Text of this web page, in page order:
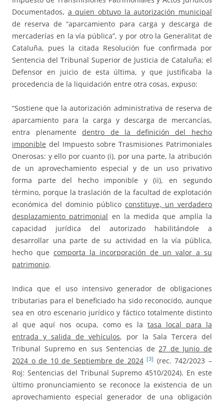
Documentados, a quien obtuvo la autorización municipal
de reserva de “aparcamiento para carga y descarga de
mercaderías en la vía pública”, y por otro la Generalitat de
Cataluña, pues la citada Resolución fue confirmada por
Sentencia del Tribunal Superior de Justicia de Cataluña; el
Defensor en juicio de esta última, y que justificaba la
procedencia de la liquidación entre otra cosas, expuso:
“Sostiene que la autorización administrativa de reserva de
aparcamiento para la carga y descarga de mercancías,
entra plenamentedentro de la definición del hecho
imponible del Impuesto sobre Trasmisiones Patrimoniales
Onerosas: y ello por cuanto (i), por una parte, la atribución
de un aprovechamiento especial y de un uso privativo
forma parte del hecho imponible y (ii), en segundo
término, porque la traslación de la facultad de explotación
económica del dominio público constituye, un verdadero
desplazamiento patrimonial en la medida que amplía la
capacidad jurídica del autorizado habilitándole a
desarrollar una parte de su actividad en la vía pública,
hecho que comporta la incorporación de un valor a su
patrimonio.
Indica que el uso intensivo generador de obligaciones
tributarias para el beneficiado ha sido reconocido, aunque
sea en otro escenario jurídico y fáctico totalmente distinto
al que aquí nos ocupa, como es latasa local para la
entrada y salida de vehículos, por la Sala Tercera del
Tribunal Supremo en sus Sentencias de27 de Junio de
2024 o de 10 de Septiembre de 2024 [3] (rec. 742/2023 –
Roj: Sentencias del Tribunal Supremo 4510/2024). En este
último pronunciamiento se reconoce la existencia de un
aprovechamiento especial generador de una obligación